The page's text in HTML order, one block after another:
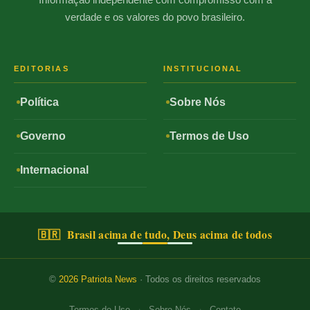
verdade e os valores do povo brasileiro.
EDITORIAS
Política
Governo
Internacional
INSTITUCIONAL
Sobre Nós
Termos de Uso
🇧🇷 Brasil acima de tudo, Deus acima de todos
© 2026 Patriota News · Todos os direitos reservados